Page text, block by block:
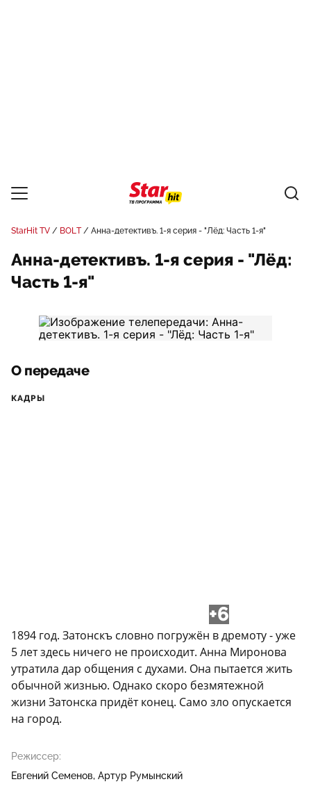
StarHit TV BOLT Анна-детективъ. 1-я серия - "Лёд: Часть 1-я"
Анна-детективъ. 1-я серия - "Лёд:
Часть 1-я"
О передаче
КАДРЫ
+6
1894 год. Затонскъ словно погружён в дремоту - уже
5 лет здесь ничего не происходит. Анна Миронова
утратила дар общения с духами. Она пытается жить
обычной жизнью. Однако скоро безмятежной
жизни Затонска придёт конец. Само зло опускается
на город.
Режиссер:
Евгений Семенов Артур Румынский